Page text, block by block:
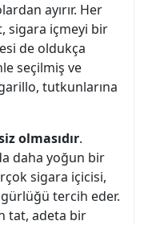
ayırır. Her
sigara içmeyi bir
de oldukça
seçilmiş ve
tutkunlarına
olmasıdır.
daha yoğun bir
sigara içicisi,
tercih eder.
tat, adeta bir